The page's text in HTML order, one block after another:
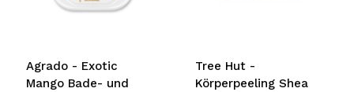
Agrado - Exotic
Mango Bade- und
Tree Hut -
Körperpeeling Shea